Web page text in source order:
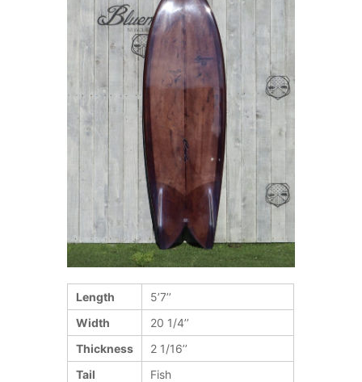
Length
5’7’’
Width
20 1/4’’
Thickness
2 1/16’’
Tail
Fish